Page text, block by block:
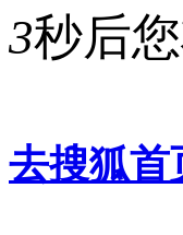
3秒后
去搜狐首